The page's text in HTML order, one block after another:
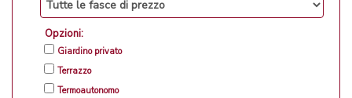
Opzioni:
Giardino privato
Terrazzo
Termoautonomo